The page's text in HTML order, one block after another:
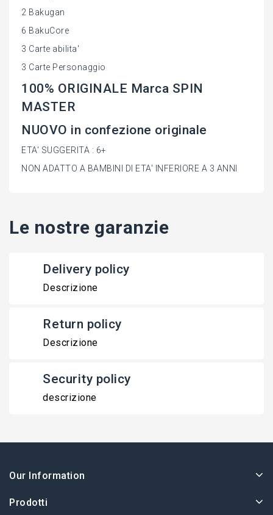
2 Bakugan
6 BakuCore
3 Carte abilita'
3 Carte Personaggio
100% ORIGINALE Marca SPIN
MASTER
NUOVO in confezione originale
ETA' SUGGERITA : 6+
NON ADATTO A BAMBINI DI ETA' INFERIORE A 3 ANNI
Le nostre garanzie
Delivery policy
Descrizione
Return policy
Descrizione
Security policy
descrizione
Our Information
Prodotti